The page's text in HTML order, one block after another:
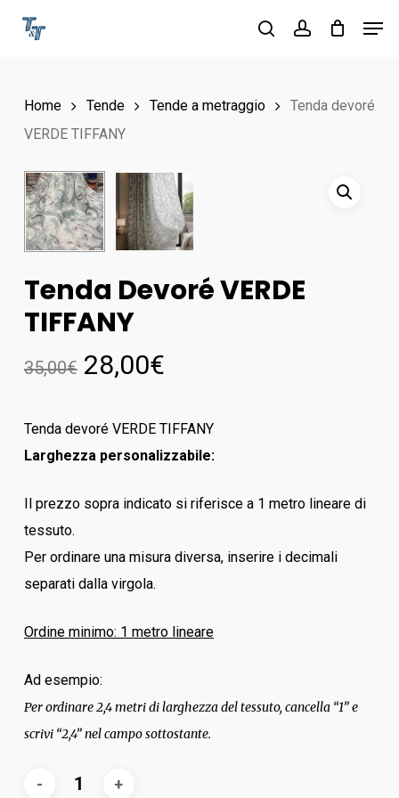
searchaccount
Home Tende Tende a metraggio
Tenda devoré
VERDE TIFFANY
Tenda Devoré VERDE
TIFFANY
35,00€ 28,00€
Tenda devoré VERDE TIFFANY
Larghezza personalizzabile:
Il prezzo sopra indicato si riferisce a 1 metro lineare di
tessuto.
Per ordinare una misura diversa, inserire i decimali
separati dalla virgola.
Ordine minimo: 1 metro lineare
Ad esempio:
Per ordinare 2,4 metri di larghezza del tessuto, cancella “1” e
scrivi “2,4” nel campo sottostante.